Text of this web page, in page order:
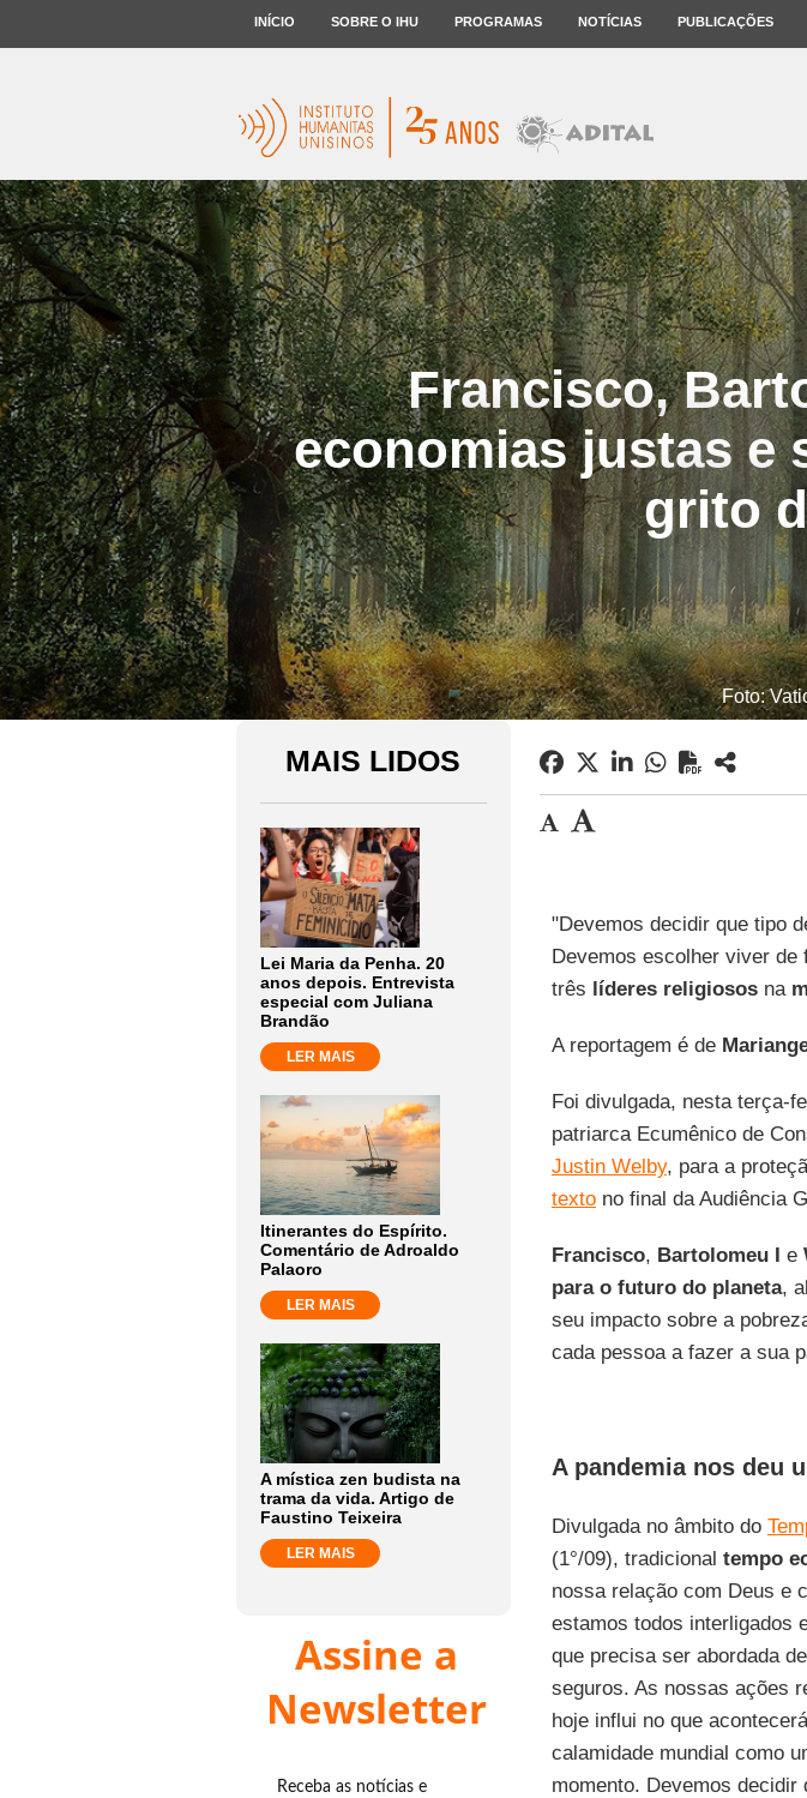
INÍCIO SOBRE O IHU PROGRAMAS NOTÍCIAS PUBLICAÇÕES
Francisco,
economias justas e
grito
Foto:
MAIS LIDOS
Lei Maria da Penha. 20
anos depois. Entrevista
especial com Juliana
Brandão
LER MAIS
Itinerantes do Espírito.
Comentário de Adroaldo
Palaoro
LER MAIS
A mística zen budista na
trama da vida. Artigo de
Faustino Teixeira
LER MAIS
Assine a
Newsletter
Receba as notícias e
"Devemos decidir que tipo
Devemos escolher viver de
três líderes religiososna
A reportagem é de
Foi divulgada, nesta terça-
patriarca Ecumênico de
Justin Welby, para a
textono final da Audiência
Francisco, Bartolomeu I e
para o futuro do planeta,
seu impacto sobre a
cada pessoa a fazer a sua
A pandemia nos deu
Divulgada no âmbito do
(1°/09), tradicional tempo
nossa relação com Deus e
estamos todos interligados
que precisa ser abordada
seguros. As nossas ações
hoje influi no que
calamidade mundial como
momento. Devemos decidir